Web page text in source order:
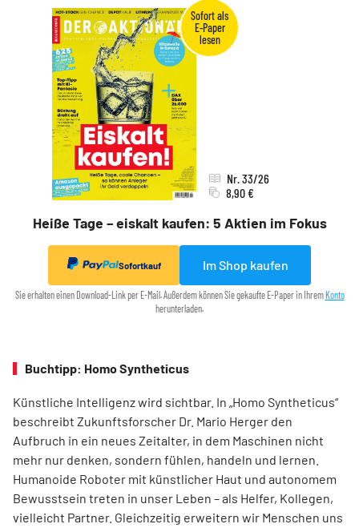
Heiße Tage – eiskalt kaufen: 5 Aktien im Fokus
Nr. 33/26
8,90 €
Sofortkauf Im Shop kaufen
Sie erhalten einen Download-Link per E-Mail. Außerdem können Sie gekaufte E-Paper in Ihrem Konto
herunterladen.
Buchtipp: Homo Syntheticus
Künstliche Intelligenz wird sichtbar. In „Homo Syntheticus“
beschreibt Zukunftsforscher Dr. Mario Herger den
Aufbruch in ein neues Zeitalter, in dem Maschinen nicht
mehr nur denken, sondern fühlen, handeln und lernen.
Humanoide Roboter mit künstlicher Haut und autonomem
Bewusstsein treten in unser Leben – als Helfer, Kollegen,
vielleicht Partner. Gleichzeitig erweitern wir Menschen uns